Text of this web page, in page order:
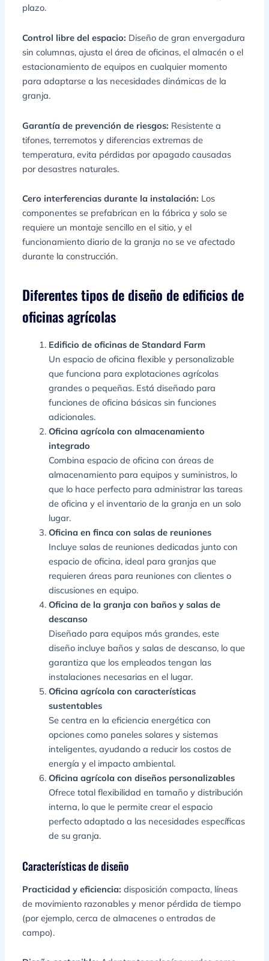
plazo.
Control libre del espacio: Diseño de gran envergadura
sin columnas, ajusta el área de oficinas, el almacén o el
estacionamiento de equipos en cualquier momento
para adaptarse a las necesidades dinámicas de la
granja.
Garantía de prevención de riesgos: Resistente a
tifones, terremotos y diferencias extremas de
temperatura, evita pérdidas por apagado causadas
por desastres naturales.
Cero interferencias durante la instalación: Los
componentes se prefabrican en la fábrica y solo se
requiere un montaje sencillo en el sitio, y el
funcionamiento diario de la granja no se ve afectado
durante la construcción.
Diferentes tipos de diseño de edificios de
oficinas agrícolas
Edificio de oficinas de Standard Farm
Un espacio de oficina flexible y personalizable
que funciona para explotaciones agrícolas
grandes o pequeñas. Está diseñado para
funciones de oficina básicas sin funciones
adicionales.
Oficina agrícola con almacenamiento
integrado
Combina espacio de oficina con áreas de
almacenamiento para equipos y suministros, lo
que lo hace perfecto para administrar las tareas
de oficina y el inventario de la granja en un solo
lugar.
Oficina en finca con salas de reuniones
Incluye salas de reuniones dedicadas junto con
espacio de oficina, ideal para granjas que
requieren áreas para reuniones con clientes o
discusiones en equipo.
Oficina de la granja con baños y salas de
descanso
Diseñado para equipos más grandes, este
diseño incluye baños y salas de descanso, lo que
garantiza que los empleados tengan las
instalaciones necesarias en el lugar.
Oficina agrícola con características
sustentables
Se centra en la eficiencia energética con
opciones como paneles solares y sistemas
inteligentes, ayudando a reducir los costos de
energía y el impacto ambiental.
Oficina agrícola con diseños personalizables
Ofrece total flexibilidad en tamaño y distribución
interna, lo que le permite crear el espacio
perfecto adaptado a las necesidades específicas
de su granja.
Características de diseño
Practicidad y eficiencia:disposición compacta, líneas
de movimiento razonables y menor pérdida de tiempo
(por ejemplo, cerca de almacenes o entradas de
campo).